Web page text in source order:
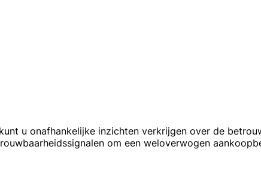
u onafhankelijke inzichten verkrijgen over de
om een weloverwogen